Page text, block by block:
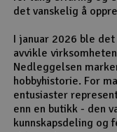
det vanskelig å
I januar 2026 ble
avvikle
Nedleggelsen
hobbyhistorie. For
entusiaster
enn en butikk - den
kunnskapsdeling og